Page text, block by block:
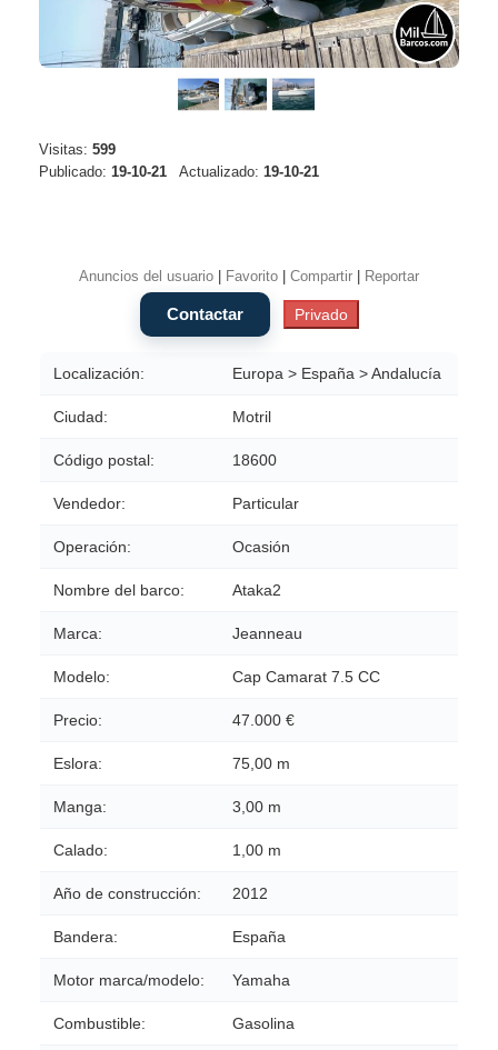
Visitas: 599
Publicado: 19-10-21 Actualizado: 19-10-21
Anuncios del usuario Favorito Compartir Reportar
Localización: Europa > España > Andalucía
Ciudad: Motril
Código postal: 18600
Vendedor: Particular
Operación: Ocasión
Nombre del barco: Ataka2
Marca: Jeanneau
Modelo: Cap Camarat 7.5 CC
Precio: 47.000 €
Eslora: 75,00 m
Manga: 3,00 m
Calado: 1,00 m
Año de construcción: 2012
Bandera: España
Motor marca/modelo: Yamaha
Combustible: Gasolina